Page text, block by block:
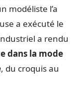
modéliste l’a
a exécuté le
a rendu
dans la mode
, du croquis au